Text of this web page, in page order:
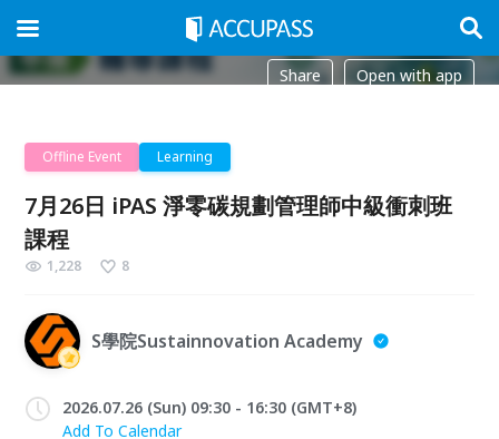
Share Open with app
Offline Event Learning
7月26日 iPAS 淨零碳規劃管理師中級衝刺班
課程
1,228 8
S學院Sustainnovation Academy
2026.07.26 (Sun) 09:30 - 16:30 (GMT+8)
Add To Calendar